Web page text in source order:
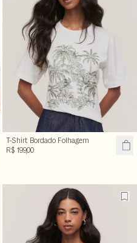
T-Shirt Bordado Folhagem
R$ 199,00